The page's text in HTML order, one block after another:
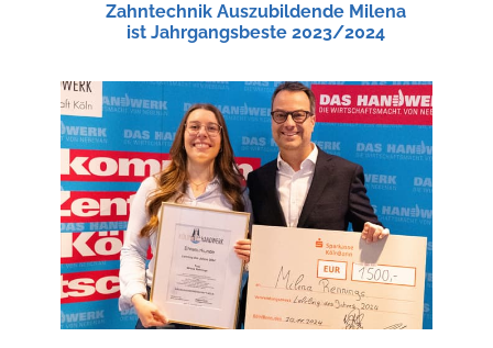
Zahntechnik Auszubildende Milena
ist Jahrgangsbeste 2023/2024